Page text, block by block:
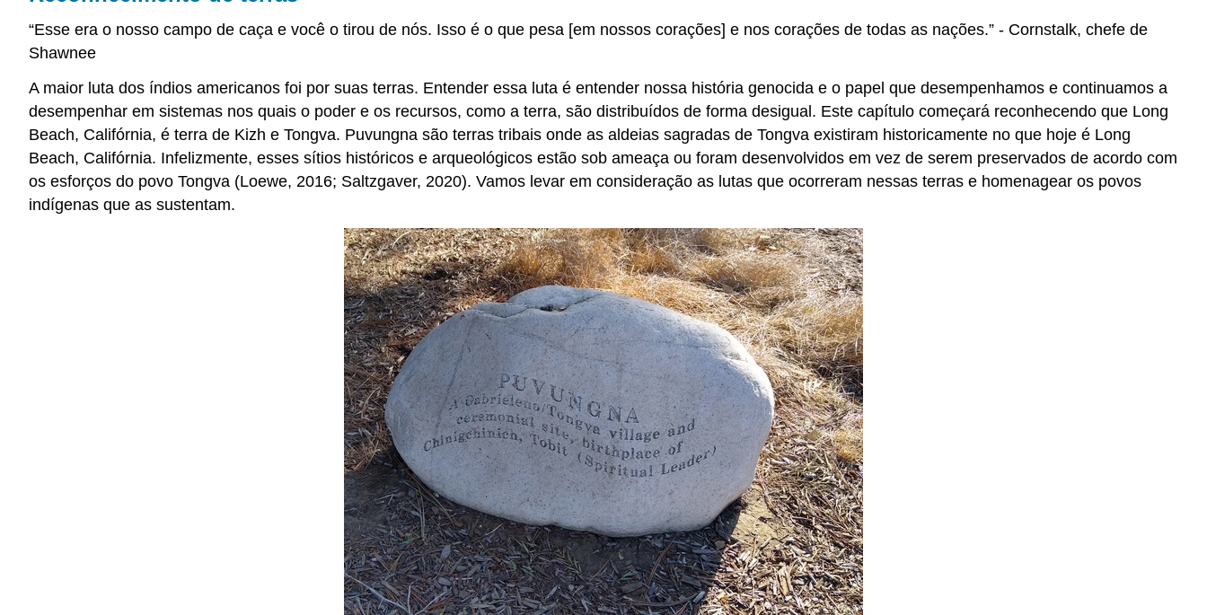
“Esse era o nosso campo de caça e você o tirou de nós. Isso é o que pesa [em nossos corações] e nos corações de todas as nações.” - Cornstalk, chefe de
Shawnee
A maior luta dos índios americanos foi por suas terras. Entender essa luta é entender nossa história genocida e o papel que desempenhamos e continuamos a
desempenhar em sistemas nos quais o poder e os recursos, como a terra, são distribuídos de forma desigual. Este capítulo começará reconhecendo que Long
Beach, Califórnia, é terra de Kizh e Tongva. Puvungna são terras tribais onde as aldeias sagradas de Tongva existiram historicamente no que hoje é Long
Beach, Califórnia. Infelizmente, esses sítios históricos e arqueológicos estão sob ameaça ou foram desenvolvidos em vez de serem preservados de acordo com
os esforços do povo Tongva (Loewe, 2016; Saltzgaver, 2020). Vamos levar em consideração as lutas que ocorreram nessas terras e homenagear os povos
indígenas que as sustentam.